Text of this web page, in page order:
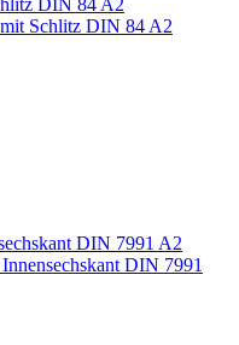
Schlitz DIN 84 A2
DIN 7991 A2
DIN 7991